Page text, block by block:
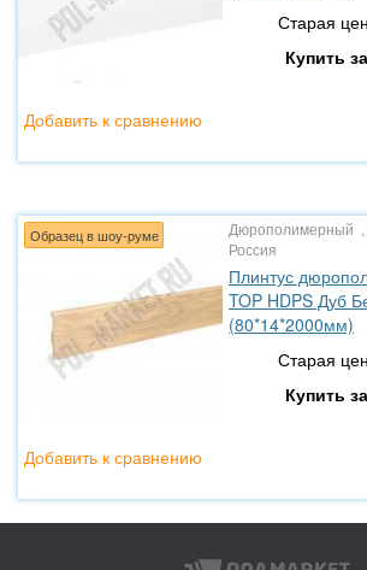
Старая
Купить за
Добавить к сравнению
Образец в шоу-руме
Дюрополимерный ,
Россия
Плинтус
TOP HDPS Дуб
(80*14*2000мм)
Старая
Купить за
Добавить к сравнению